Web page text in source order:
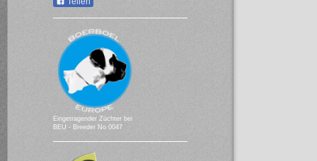
Eingetragender Züchter bei
BEU - Breeder No 0047